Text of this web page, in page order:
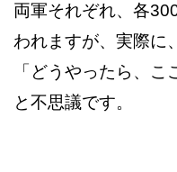
両軍それぞれ、各
われますが、実際に
「どうやったら、こ
と不思議です。